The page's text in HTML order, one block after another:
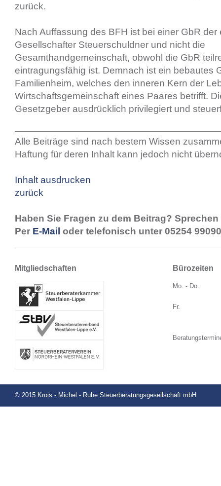
zurück.
Nach Auffassung des BFH ist bei einer GbR der
Gesellschafter Steuerschuldner und nicht die
Gesamthandgemeinschaft, obwohl die GbR
eintragungsfähig ist. Demnach ist ein bebautes
Familienheim, welches den inneren Kern der
Wirtschaftsgemeinschaft eines Paares betrifft.
Gesetzgeber ausdrücklich privilegiert und
Alle Beiträge sind nach bestem Wissen
Haftung für deren Inhalt kann jedoch nicht
Inhalt ausdrucken
zurück
Haben Sie Fragen zu dem Beitrag?
Per E-Mail oder telefonisch unter 05254
Mitgliedschaften Bürozeiten
Mo. - Do.
Fr.
© 2015 Krois - Michel - Ruhe Steuerberatungsgesellschaft mbH